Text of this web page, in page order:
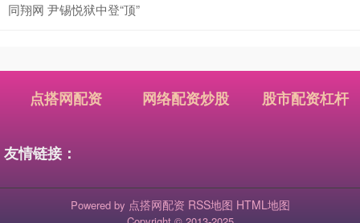
同翔网 尹锡悦狱中登“顶”
点搭网配资 网络配资炒股 股市配资杠杆
友情链接：
Powered by 点搭网配资 RSS地图 HTML地图